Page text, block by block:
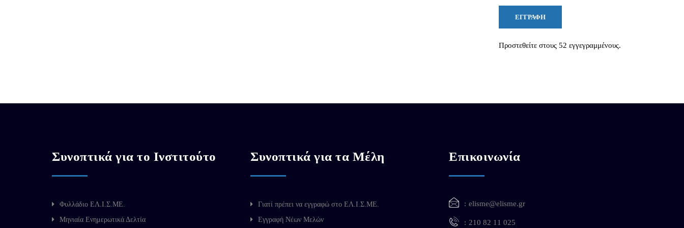
ΕΓΓΡΑΦΉ
Προστεθείτε στους 52 εγγεγραμμένους.
Συνοπτικά για το Ινστιτούτο
Φυλλάδιο ΕΛ.Ι.Σ.ΜΕ.
Μηνιαία Ενημερωτικά Δελτία
Συνοπτικά για τα Μέλη
Γιατί πρέπει να εγγραφώ στο ΕΛ.Ι.Σ.ΜΕ.
Εγγραφή Νέων Μελών
Επικοινωνία
elisme@elisme.gr
210 82 11 025